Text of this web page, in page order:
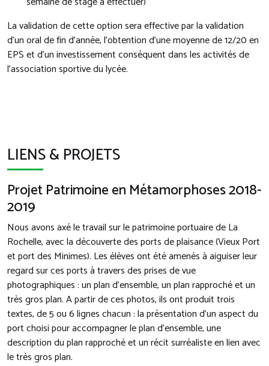
La validation de cette option sera effective par la validation
d’un oral de fin d’année, l’obtention d’une moyenne de 12/20 en
EPS et d’un investissement conséquent dans les activités de
l’association sportive du lycée.
LIENS & PROJETS
Projet Patrimoine en Métamorphoses 2018-
2019
Nous avons axé le travail sur le patrimoine portuaire de La
Rochelle, avec la découverte des ports de plaisance (Vieux Port
et port des Minimes). Les élèves ont été amenés à aiguiser leur
regard sur ces ports à travers des prises de vue
photographiques : un plan d’ensemble, un plan rapproché et un
très gros plan. A partir de ces photos, ils ont produit trois
textes, de 5 ou 6 lignes chacun : la présentation d’un aspect du
port choisi pour accompagner le plan d’ensemble, une
description du plan rapproché et un récit surréaliste en lien avec
le très gros plan.